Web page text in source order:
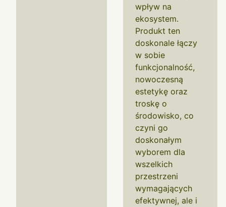
wpływ na
ekosystem.
Produkt ten
doskonale łączy
w sobie
funkcjonalność,
nowoczesną
estetykę oraz
troskę o
środowisko, co
czyni go
doskonałym
wyborem dla
wszelkich
przestrzeni
wymagających
efektywnej, ale i